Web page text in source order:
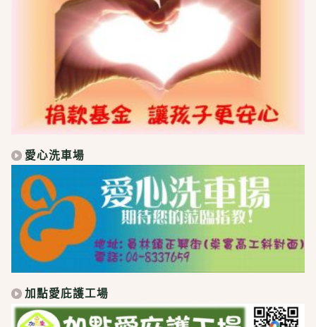
愛心洗車場
加點愛庇護工場